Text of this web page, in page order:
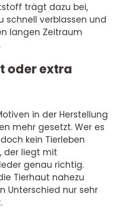
trägt dazu bei,
schnell verblassen und
langen Zeitraum
oder extra
in der Herstellung
mehr gesetzt. Wer es
kein Tierleben
der liegt mit
genau richtig.
Tierhaut nahezu
Unterschied nur sehr